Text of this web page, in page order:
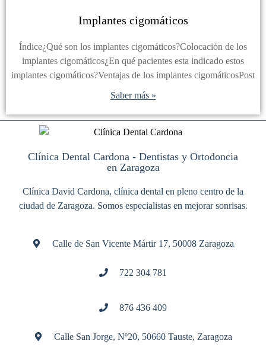
Implantes cigomáticos
Índice¿Qué son los implantes cigomáticos?Colocación de los
implantes cigomáticos¿En qué pacientes esta indicado estos
implantes cigomáticos?Ventajas de los implantes cigomáticosPost
Saber más »
Clínica Dental Cardona - Dentistas y Ortodoncia
en Zaragoza
Clínica David Cardona, clínica dental en pleno centro de la
ciudad de Zaragoza. Somos especialistas en mejorar sonrisas.
Calle de San Vicente Mártir 17, 50008 Zaragoza
722 304 781
876 436 409
Calle San Jorge, Nº20, 50660 Tauste, Zaragoza